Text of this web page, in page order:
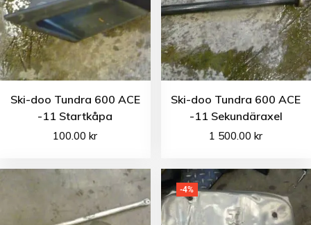
Ski-doo Tundra 600 ACE
-11 Startkåpa
100.00kr
Ski-doo Tundra 600 ACE
-11 Sekundäraxel
1 500.00kr
-4%